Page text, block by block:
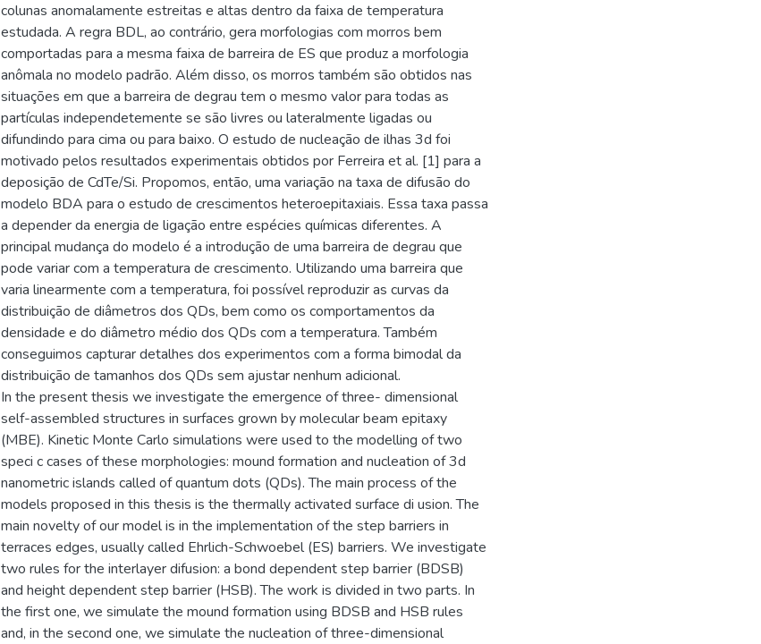
colunas anomalamente estreitas e altas dentro da faixa de temperatura
estudada. A regra BDL, ao contrário, gera morfologias com morros bem
comportadas para a mesma faixa de barreira de ES que produz a morfologia
anômala no modelo padrão. Além disso, os morros também são obtidos nas
situações em que a barreira de degrau tem o mesmo valor para todas as
partículas independetemente se são livres ou lateralmente ligadas ou
difundindo para cima ou para baixo. O estudo de nucleação de ilhas 3d foi
motivado pelos resultados experimentais obtidos por Ferreira et al. [1] para a
deposição de CdTe/Si. Propomos, então, uma variação na taxa de difusão do
modelo BDA para o estudo de crescimentos heteroepitaxiais. Essa taxa passa
a depender da energia de ligação entre espécies químicas diferentes. A
principal mudança do modelo é a introdução de uma barreira de degrau que
pode variar com a temperatura de crescimento. Utilizando uma barreira que
varia linearmente com a temperatura, foi possível reproduzir as curvas da
distribuição de diâmetros dos QDs, bem como os comportamentos da
densidade e do diâmetro médio dos QDs com a temperatura. Também
conseguimos capturar detalhes dos experimentos com a forma bimodal da
distribuição de tamanhos dos QDs sem ajustar nenhum adicional.
In the present thesis we investigate the emergence of three- dimensional
self-assembled structures in surfaces grown by molecular beam epitaxy
(MBE). Kinetic Monte Carlo simulations were used to the modelling of two
speci c cases of these morphologies: mound formation and nucleation of 3d
nanometric islands called of quantum dots (QDs). The main process of the
models proposed in this thesis is the thermally activated surface di usion. The
main novelty of our model is in the implementation of the step barriers in
terraces edges, usually called Ehrlich-Schwoebel (ES) barriers. We investigate
two rules for the interlayer difusion: a bond dependent step barrier (BDSB)
and height dependent step barrier (HSB). The work is divided in two parts. In
the first one, we simulate the mound formation using BDSB and HSB rules
and, in the second one, we simulate the nucleation of three-dimensional